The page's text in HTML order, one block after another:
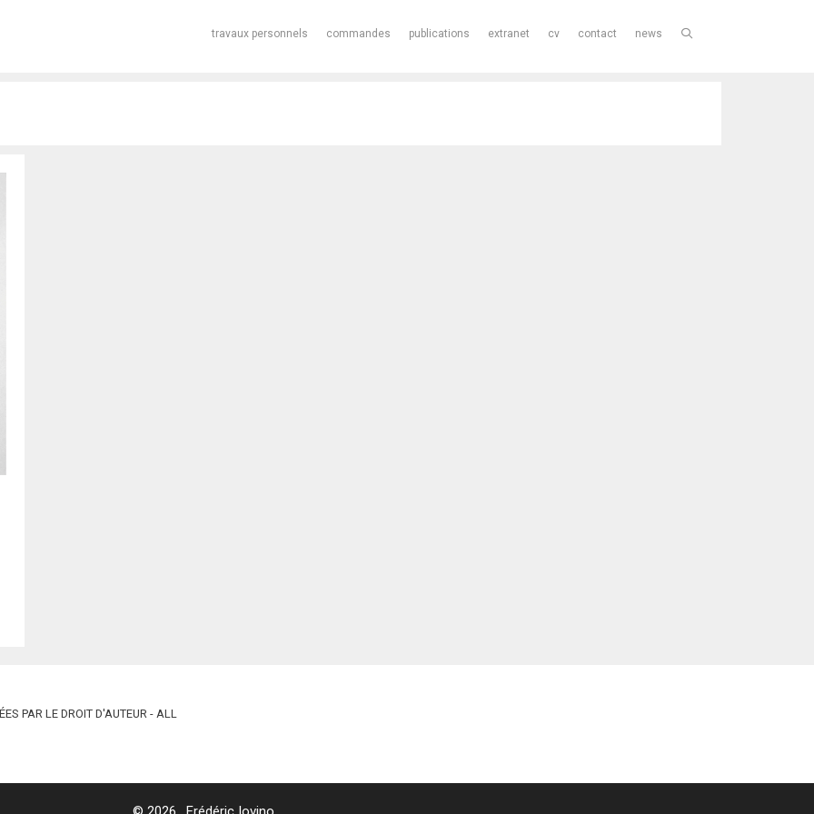
travaux personnels commandes publications extranet cv contact news
PAR LE DROIT D'AUTEUR - ALL